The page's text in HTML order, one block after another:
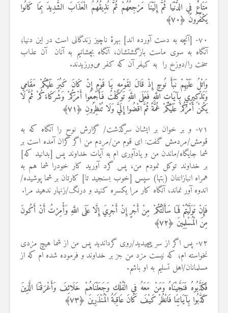
مَتَاعٌ فِي الدُّنْيَا ثُمَّ إِلَيْنَا مَرْجِعُهُمْ ثُمَّ نُذِيقُهُمُ الْعَذَابَ الشَّدِيدَ بِمَا كَانُوا
يَكْفُرُونَ ﴿۷۰﴾
۷۰- [آنچه به دست آورده اند] بهرهٔ ناچیز زندگانی است در این دنیا؛
آنگاه به سوی ماست بازگشتشان، آنگاه بچشانیم به آنان آن عذاب
سخت را/دوزخ را به کیفر آن که کفر می‌ورزیدند.
وَاتْلُ عَلَيْهِمْ نَبَأَ نُوحٍ إِذْ قَالَ لِقَوْمِهِ يَا قَوْمِ إِنْ كَانَ كَبُرَ عَلَيْكُمْ مَقَامِي
وَتَذْكِيرِي بِآيَاتِ اللَّهِ فَعَلَى اللَّهِ تَوَكَّلْتُ فَأَجْمِعُوا أَمْرَكُمْ وَشُرَكَاءَكُمْ ثُمَّ لَا
يَكُنْ أَمْرُكُمْ عَلَيْكُمْ غُمَّةً ثُمَّ اقْضُوا إِلَيَّ وَلَا تُنْظِرُونِ ﴿۷۱﴾
۷۱- و بر خوان بر ایشان سرگذشت/ گزارش نوح را آنگاه که به
قومش/مردمش گفت: ای قوم من/مردم من اگر گران آمده است بر
شما جایگاه/ماندن من و یادآوری ام به آیات خداوند پس [بدانید که]
بر خداوند توکل نمودم من، پس گرد آورید کار خودرا شما هم به
همراه انبازانتان (بتها) سپس [خوب بسنجید تا] کارتان بر شما پوشیده/
اندوه آور نماند، آنگاه کار مرا یکسره کنید و درنگ/زنهار ندهید مرا.
فَإِنْ تَوَلَّيْتُمْ فَمَا سَأَلْتُكُمْ مِنْ أَجْرٍ إِنْ أَجْرِيَ إِلَّا عَلَى اللَّهِ وَأُمِرْتُ أَنْ أَكُونَ
مِنَ الْمُسْلِمِينَ ﴿۷۲﴾
۷۲- پس اگر از سر پیچیدید/روی گرداندید پس من از شما هیچ مزدی
نخواسته ام؛ که نیست مزد من جز بر خداوند و فرموده شده ام که از
مسلمانان/اهل تسلیم به او باشم.
فَكَذَّبُوهُ فَنَجَّيْنَاهُ وَمَنْ مَعَهُ فِي الْفُلْكِ وَجَعَلْنَاهُمْ خَلَائِفَ وَأَغْرَقْنَا الَّذِينَ
كَذَّبُوا بِآيَاتِنَا فَانْظُرْ كَيْفَ كَانَ عَاقِبَةُ الْمُنْذَرِينَ ﴿۷۳﴾